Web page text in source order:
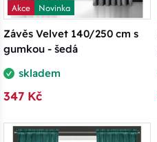
Akce
Novinka
Závěs Velvet 140/250 cm s
gumkou - šedá
skladem
347 Kč